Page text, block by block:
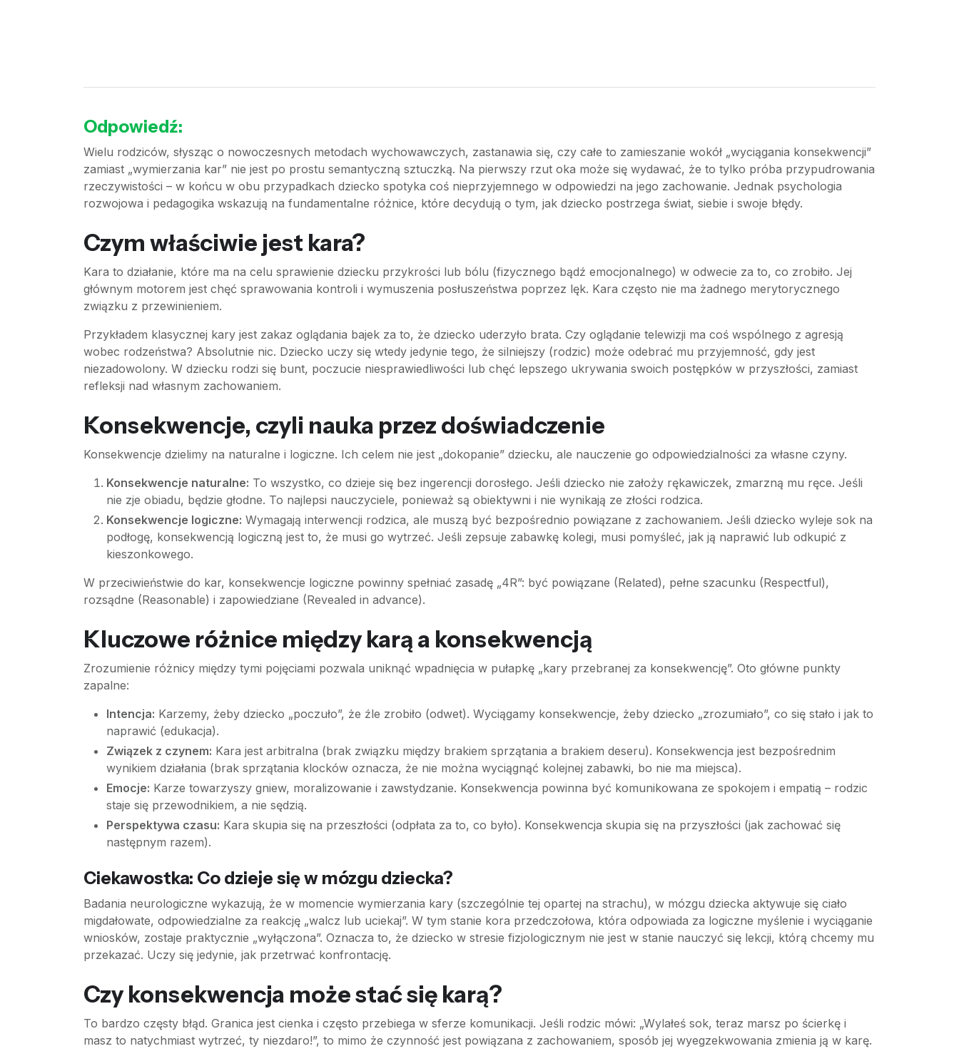
Odpowiedź:
Wielu rodziców, słysząc o nowoczesnych metodach wychowawczych, zastanawia się, czy całe to zamieszanie wokół „wyciągania konsekwencji”
zamiast „wymierzania kar” nie jest po prostu semantyczną sztuczką. Na pierwszy rzut oka może się wydawać, że to tylko próba przypudrowania
rzeczywistości – w końcu w obu przypadkach dziecko spotyka coś nieprzyjemnego w odpowiedzi na jego zachowanie. Jednak psychologia
rozwojowa i pedagogika wskazują na fundamentalne różnice, które decydują o tym, jak dziecko postrzega świat, siebie i swoje błędy.
Czym właściwie jest kara?
Kara to działanie, które ma na celu sprawienie dziecku przykrości lub bólu (fizycznego bądź emocjonalnego) w odwecie za to, co zrobiło. Jej
głównym motorem jest chęć sprawowania kontroli i wymuszenia posłuszeństwa poprzez lęk. Kara często nie ma żadnego merytorycznego
związku z przewinieniem.
Przykładem klasycznej kary jest zakaz oglądania bajek za to, że dziecko uderzyło brata. Czy oglądanie telewizji ma coś wspólnego z agresją
wobec rodzeństwa? Absolutnie nic. Dziecko uczy się wtedy jedynie tego, że silniejszy (rodzic) może odebrać mu przyjemność, gdy jest
niezadowolony. W dziecku rodzi się bunt, poczucie niesprawiedliwości lub chęć lepszego ukrywania swoich postępków w przyszłości, zamiast
refleksji nad własnym zachowaniem.
Konsekwencje, czyli nauka przez doświadczenie
Konsekwencje dzielimy na naturalne i logiczne. Ich celem nie jest „dokopanie” dziecku, ale nauczenie go odpowiedzialności za własne czyny.
Konsekwencje naturalne: To wszystko, co dzieje się bez ingerencji dorosłego. Jeśli dziecko nie założy rękawiczek, zmarzną mu ręce. Jeśli
nie zje obiadu, będzie głodne. To najlepsi nauczyciele, ponieważ są obiektywni i nie wynikają ze złości rodzica.
Konsekwencje logiczne: Wymagają interwencji rodzica, ale muszą być bezpośrednio powiązane z zachowaniem. Jeśli dziecko wyleje sok na
podłogę, konsekwencją logiczną jest to, że musi go wytrzeć. Jeśli zepsuje zabawkę kolegi, musi pomyśleć, jak ją naprawić lub odkupić z
kieszonkowego.
W przeciwieństwie do kar, konsekwencje logiczne powinny spełniać zasadę „4R”: być powiązane (Related), pełne szacunku (Respectful),
rozsądne (Reasonable) i zapowiedziane (Revealed in advance).
Kluczowe różnice między karą a konsekwencją
Zrozumienie różnicy między tymi pojęciami pozwala uniknąć wpadnięcia w pułapkę „kary przebranej za konsekwencję”. Oto główne punkty
zapalne:
Intencja: Karzemy, żeby dziecko „poczuło”, że źle zrobiło (odwet). Wyciągamy konsekwencje, żeby dziecko „zrozumiało”, co się stało i jak to
naprawić (edukacja).
Związek z czynem: Kara jest arbitralna (brak związku między brakiem sprzątania a brakiem deseru). Konsekwencja jest bezpośrednim
wynikiem działania (brak sprzątania klocków oznacza, że nie można wyciągnąć kolejnej zabawki, bo nie ma miejsca).
Emocje: Karze towarzyszy gniew, moralizowanie i zawstydzanie. Konsekwencja powinna być komunikowana ze spokojem i empatią – rodzic
staje się przewodnikiem, a nie sędzią.
Perspektywa czasu: Kara skupia się na przeszłości (odpłata za to, co było). Konsekwencja skupia się na przyszłości (jak zachować się
następnym razem).
Ciekawostka: Co dzieje się w mózgu dziecka?
Badania neurologiczne wykazują, że w momencie wymierzania kary (szczególnie tej opartej na strachu), w mózgu dziecka aktywuje się ciało
migdałowate, odpowiedzialne za reakcję „walcz lub uciekaj”. W tym stanie kora przedczołowa, która odpowiada za logiczne myślenie i wyciąganie
wniosków, zostaje praktycznie „wyłączona”. Oznacza to, że dziecko w stresie fizjologicznym nie jest w stanie nauczyć się lekcji, którą chcemy mu
przekazać. Uczy się jedynie, jak przetrwać konfrontację.
Czy konsekwencja może stać się karą?
To bardzo częsty błąd. Granica jest cienka i często przebiega w sferze komunikacji. Jeśli rodzic mówi: „Wylałeś sok, teraz marsz po ścierkę i
masz to natychmiast wytrzeć, ty niezdaro!”, to mimo że czynność jest powiązana z zachowaniem, sposób jej wyegzekwowania zmienia ją w karę.